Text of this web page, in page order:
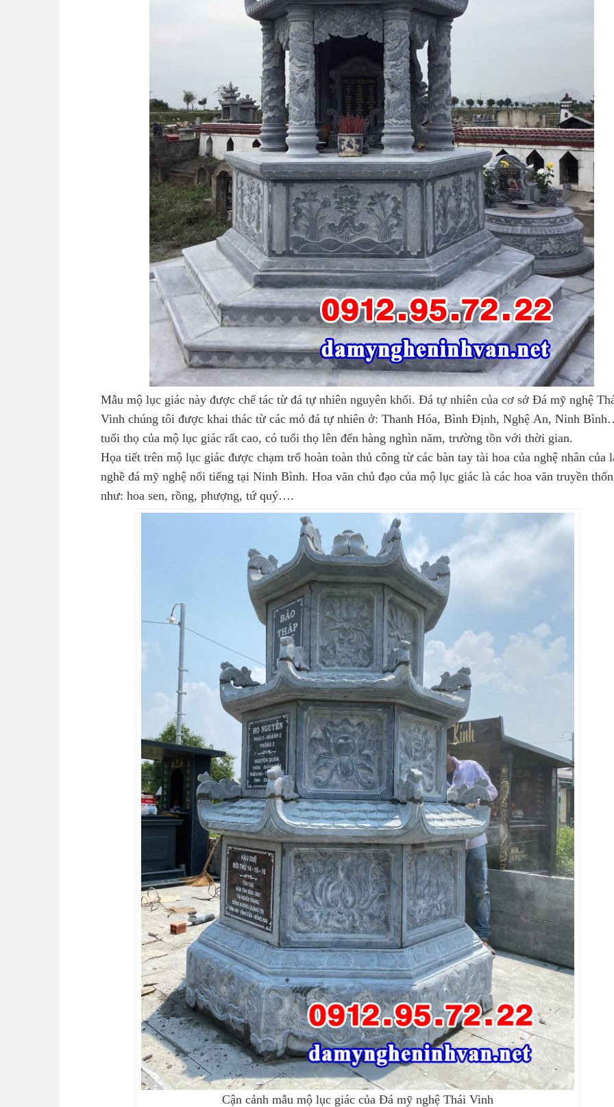
Mẫu mộ lục giác này được chế tác từ đá tự nhiên nguyên khối. Đá tự nhiên của cơ sở Đá mỹ nghệ
Vinh chúng tôi được khai thác từ các mỏ đá tự nhiên ở: Thanh Hóa, Bình Định, Nghệ An, Ninh
tuổi thọ của mộ lục giác rất cao, có tuổi thọ lên đến hàng nghìn năm, trường tồn với thời gian.
Họa tiết trên mộ lục giác được chạm trổ hoàn toàn thủ công từ các bàn tay tài hoa của nghệ nhân của
nghề đá mỹ nghệ nổi tiếng tại Ninh Bình. Hoa văn chủ đạo của mộ lục giác là các hoa văn truyền
như: hoa sen, rồng, phượng, tứ quý….
Cận cảnh mẫu mộ lục giác của Đá mỹ nghệ Thái Vinh